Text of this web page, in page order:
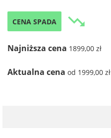
CENA SPADA trending_down
Najniższa cena 1899,00 zł
Aktualna cena od 1999,00 zł